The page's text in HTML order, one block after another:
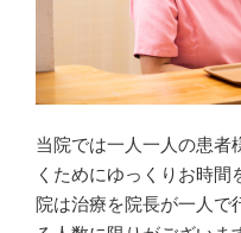
当院では一人一人の患者
くためにゆっくりお時
院は治療を院長が一人で